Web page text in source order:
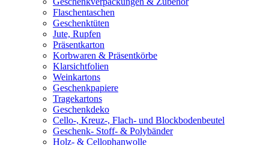
Flaschentaschen
Geschenktüten
Jute, Rupfen
Präsentkarton
Korbwaren & Präsentkörbe
Klarsichtfolien
Weinkartons
Geschenkpapiere
Tragekartons
Geschenkdeko
Cello-, Kreuz-, Flach- und Blockbodenbeutel
Geschenk- Stoff- & Polybänder
Holz- & Cellophanwolle